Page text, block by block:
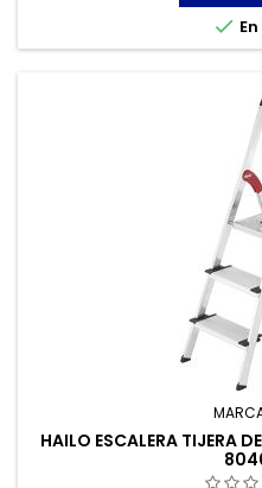

HAILO ESCALERA TIJERA